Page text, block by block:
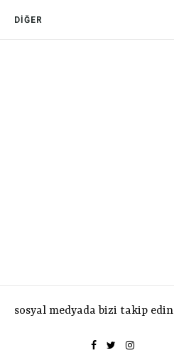
DİĞER
sosyal medyada bizi takip edin